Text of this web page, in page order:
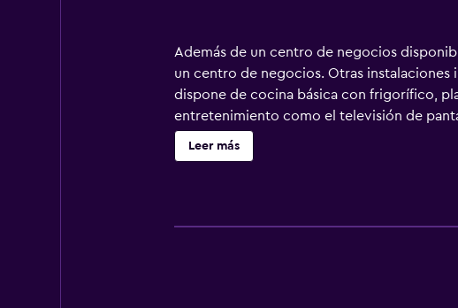
Además de un centro de negocios
un centro de negocios. Otras instalaciones
dispone de cocina básica con frigorífico,
entretenimiento como el televisión de
gratuita a Internet por cable y cabezal de
periódicos gratuitos entre semana. Cada
Leer más